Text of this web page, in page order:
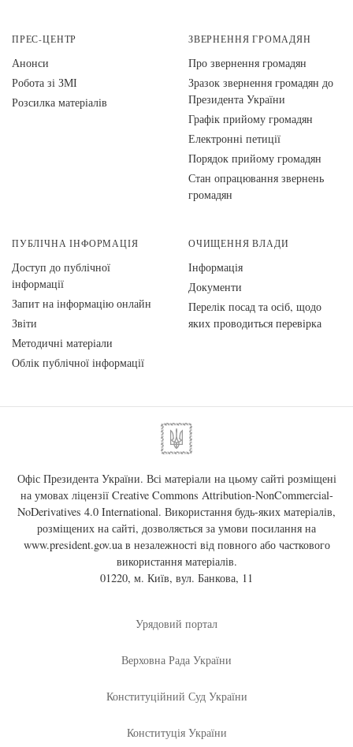
ПРЕС-ЦЕНТР
Анонси
Робота зі ЗМІ
Розсилка матеріалів
ЗВЕРНЕННЯ ГРОМАДЯН
Про звернення громадян
Зразок звернення громадян до
Президента України
Графік прийому громадян
Електронні петиції
Порядок прийому громадян
Стан опрацювання звернень
громадян
ПУБЛІЧНА ІНФОРМАЦІЯ
Доступ до публічної
інформації
Запит на інформацію онлайн
Звіти
Методичні матеріали
Облік публічної інформації
ОЧИЩЕННЯ ВЛАДИ
Інформація
Документи
Перелік посад та осіб, щодо
яких проводиться перевірка
Офіс Президента України. Всі матеріали на цьому сайті розміщені
на умовах ліцензії Creative Commons Attribution-NonCommercial-
NoDerivatives 4.0 International. Використання будь-яких матеріалів,
розміщених на сайті, дозволяється за умови посилання на
www.president.gov.uaв незалежності від повного або часткового
використання матеріалів.
01220, м. Київ, вул. Банкова, 11
Урядовий портал
Верховна Рада України
Конституційний Суд України
Конституція України